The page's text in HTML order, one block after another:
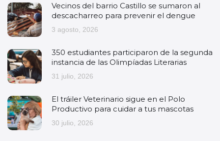
Vecinos del barrio Castillo se sumaron al
descacharreo para prevenir el dengue
3 agosto, 2026
350 estudiantes participaron de la segunda
instancia de las Olimpíadas Literarias
31 julio, 2026
El tráiler Veterinario sigue en el Polo
Productivo para cuidar a tus mascotas
30 julio, 2026